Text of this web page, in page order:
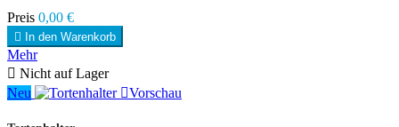
Preis 0,00 €
 In den Warenkorb
Mehr
 Nicht auf Lager
Neu
Vorschau